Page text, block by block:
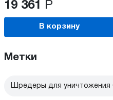
19 361 Р
В корзину
Метки
Шредеры для уничтожения